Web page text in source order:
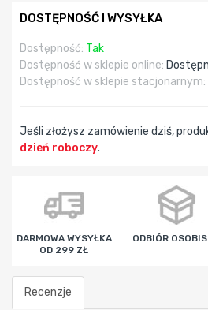
DOSTĘPNOŚĆ I WYSYŁKA
Dostępność: Tak
Dostępność w sklepie online:
Dostępność w sklepie stacjonarnym:
Jeśli złożysz zamówienie dziś,
dzień roboczy.
godz min
DARMOWA WYSYŁKA
OD 299 ZŁ
ODBIÓR
Recenzje